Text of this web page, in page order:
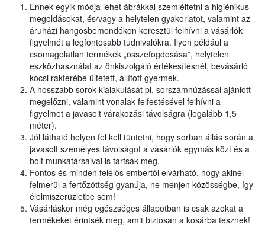
Ennek egyik módja lehet ábrákkal szemléltetni a higiénikus
megoldásokat, és/vagy a helytelen gyakorlatot, valamint az
áruházi hangosbemondókon keresztül felhívni a vásárlók
figyelmét a legfontosabb tudnivalókra. Ilyen például a
csomagolatlan termékek „összefogdosása”, helytelen
eszközhasználat az önkiszolgáló értékesítésnél, bevásárló
kocsi rakterébe ültetett, állított gyermek.
A hosszabb sorok kialakulását pl. sorszámhúzással ajánlott
megelőzni, valamint vonalak felfestésével felhívni a
figyelmet a javasolt várakozási távolságra (legalább 1,5
méter).
Jól látható helyen fel kell tüntetni, hogy sorban állás során a
javasolt személyes távolságot a vásárlók egymás közt és a
bolt munkatársaival is tartsák meg.
Fontos és minden felelős embertől elvárható, hogy akinél
felmerül a fertőzöttség gyanúja, ne menjen közösségbe, így
élelmiszerüzletbe sem!
Vásárláskor még egészséges állapotban is csak azokat a
termékeket érintsék meg, amit biztosan a kosárba tesznek!